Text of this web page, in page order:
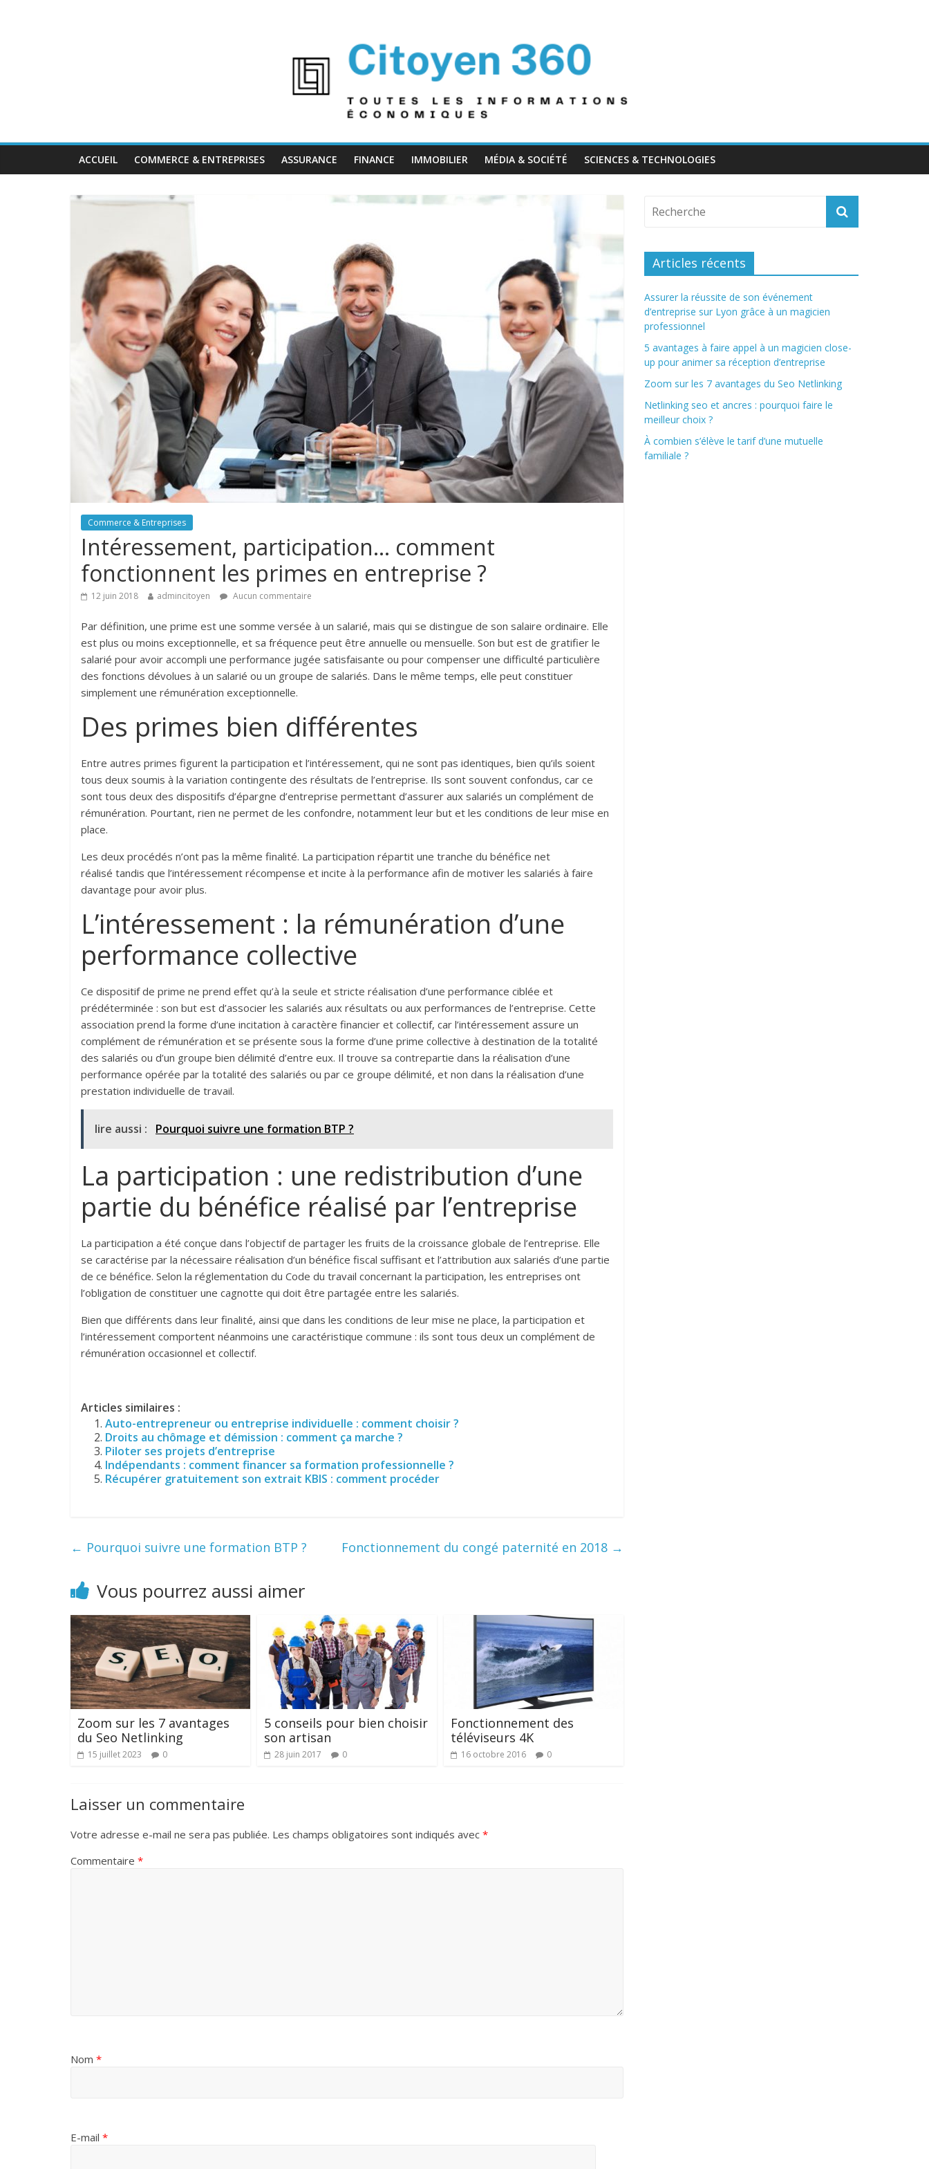
ACCUEIL COMMERCE & ENTREPRISES ASSURANCE FINANCE IMMOBILIER MÉDIA & SOCIÉTÉ SCIENCES & TECHNOLOGIES
Commerce & Entreprises
Intéressement, participation… comment
fonctionnent les primes en entreprise ?
12 juin 2018 admincitoyen Aucun commentaire
Par définition, une prime est une somme versée à un salarié, mais qui se distingue de son salaire ordinaire. Elle
est plus ou moins exceptionnelle, et sa fréquence peut être annuelle ou mensuelle. Son but est de gratifier le
salarié pour avoir accompli une performance jugée satisfaisante ou pour compenser une difficulté particulière
des fonctions dévolues à un salarié ou un groupe de salariés. Dans le même temps, elle peut constituer
simplement une rémunération exceptionnelle.
Des primes bien différentes
Entre autres primes figurent la participation et l’intéressement, qui ne sont pas identiques, bien qu’ils soient
tous deux soumis à la variation contingente des résultats de l’entreprise. Ils sont souvent confondus, car ce
sont tous deux des dispositifs d’épargne d’entreprise permettant d’assurer aux salariés un complément de
rémunération. Pourtant, rien ne permet de les confondre, notamment leur but et les conditions de leur mise en
place.
Les deux procédés n’ont pas la même finalité. La participation répartit une tranche du bénéfice net
réalisé tandis que l’intéressement récompense et incite à la performance afin de motiver les salariés à faire
davantage pour avoir plus.
L’intéressement : la rémunération d’une
performance collective
Ce dispositif de prime ne prend effet qu’à la seule et stricte réalisation d’une performance ciblée et
prédéterminée : son but est d’associer les salariés aux résultats ou aux performances de l’entreprise. Cette
association prend la forme d’une incitation à caractère financier et collectif, car l’intéressement assure un
complément de rémunération et se présente sous la forme d’une prime collective à destination de la totalité
des salariés ou d’un groupe bien délimité d’entre eux. Il trouve sa contrepartie dans la réalisation d’une
performance opérée par la totalité des salariés ou par ce groupe délimité, et non dans la réalisation d’une
prestation individuelle de travail.
lire aussi : Pourquoi suivre une formation BTP ?
La participation : une redistribution d’une
partie du bénéfice réalisé par l’entreprise
La participation a été conçue dans l’objectif de partager les fruits de la croissance globale de l’entreprise. Elle
se caractérise par la nécessaire réalisation d’un bénéfice fiscal suffisant et l’attribution aux salariés d’une partie
de ce bénéfice. Selon la réglementation du Code du travail concernant la participation, les entreprises ont
l’obligation de constituer une cagnotte qui doit être partagée entre les salariés.
Bien que différents dans leur finalité, ainsi que dans les conditions de leur mise ne place, la participation et
l’intéressement comportent néanmoins une caractéristique commune : ils sont tous deux un complément de
rémunération occasionnel et collectif.
Articles similaires :
Auto-entrepreneur ou entreprise individuelle : comment choisir ?
Droits au chômage et démission : comment ça marche ?
Piloter ses projets d’entreprise
Indépendants : comment financer sa formation professionnelle ?
Récupérer gratuitement son extrait KBIS : comment procéder
← Pourquoi suivre une formation BTP ? Fonctionnement du congé paternité en 2018 →
Vous pourrez aussi aimer
Zoom sur les 7 avantages
du Seo Netlinking
15 juillet 2023 0
5 conseils pour bien choisir
son artisan
28 juin 2017 0
Fonctionnement des
téléviseurs 4K
16 octobre 2016 0
Laisser un commentaire
Votre adresse e-mail ne sera pas publiée. Les champs obligatoires sont indiqués avec *
Commentaire *
Nom *
E-mail *
Articles récents
Assurer la réussite de son événement
d’entreprise sur Lyon grâce à un magicien
professionnel
5 avantages à faire appel à un magicien close-
up pour animer sa réception d’entreprise
Zoom sur les 7 avantages du Seo Netlinking
Netlinking seo et ancres : pourquoi faire le
meilleur choix ?
À combien s’élève le tarif d’une mutuelle
familiale ?